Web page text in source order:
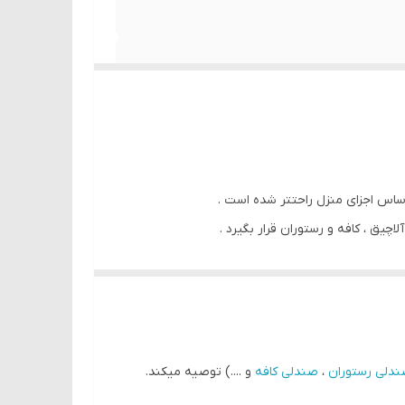
اجزای منزل راحتتر شده است .
، کافه و رستوران قرار بگیرد .
رستوران ، صندلی کافه و ....) توصیه میکند.